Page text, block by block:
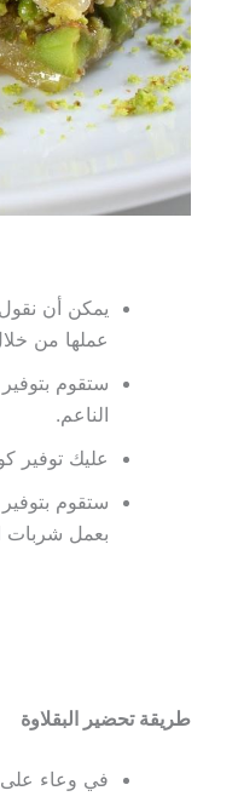
يمكن أن
عملها من
ستقوم
الناعم.
عليك توفير
ستقوم
بعمل شربات
طريقة تحضير البقلاوة
في وعاء على